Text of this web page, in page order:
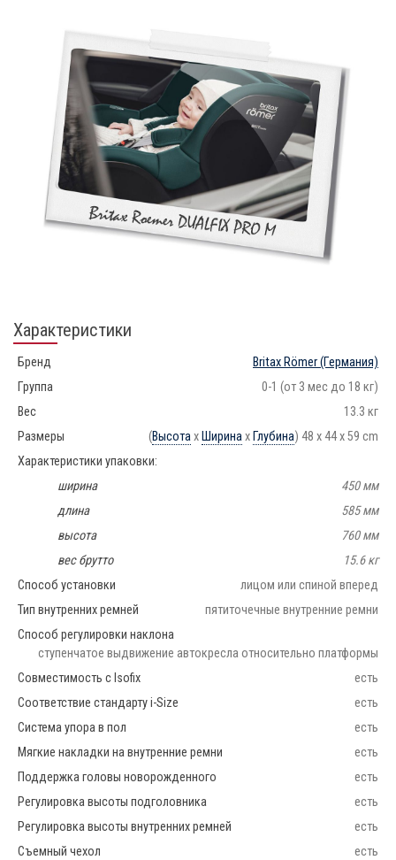
Характеристики
Бренд Britax Römer(Германия)
Группа
0-1 (от 3 мес до 18 кг)
Вес
13.3 кг
Размеры
(Высотаx Ширинаx Глубина) 48 x 44 x 59 cm
Характеристики упаковки:
ширина
450 мм
длина
585 мм
высота
760 мм
вес брутто
15.6 кг
Способ установки
лицом или спиной вперед
Тип внутренних ремней
пятиточечные внутренние ремни
Способ регулировки наклона
ступенчатое выдвижение автокресла относительно платформы
Совместимость с Isofix
есть
Соответствие стандарту i-Size
есть
Система упора в пол
есть
Мягкие накладки на внутренние ремни
есть
Поддержка головы новорожденного
есть
Регулировка высоты подголовника
есть
Регулировка высоты внутренних ремней
есть
Съемный чехол
есть